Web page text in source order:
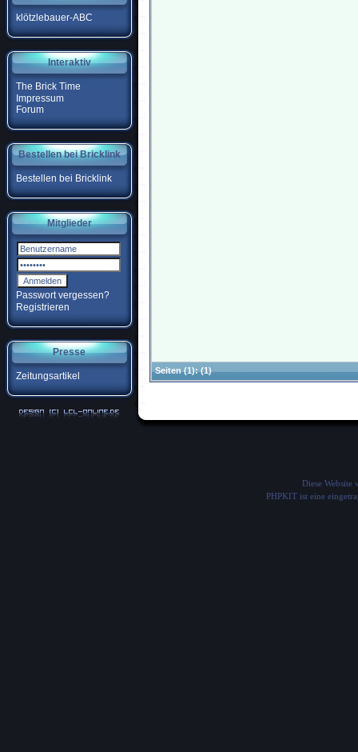
klötzlebauer-ABC
Interaktiv
The Brick Time
Impressum
Forum
Bestellen bei Bricklink
Bestellen bei Bricklink
Mitglieder
Passwort vergessen?
Registrieren
Presse
Zeitungsartikel Seiten(1):(1)
Diese Website
PHPKIT ist eine